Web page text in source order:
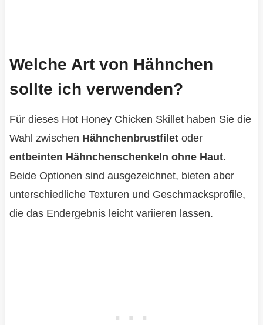
Welche Art von Hähnchen
sollte ich verwenden?
Für dieses Hot Honey Chicken Skillet haben Sie die
Wahl zwischen Hähnchenbrustfiletoder
entbeinten Hähnchenschenkeln ohne Haut.
Beide Optionen sind ausgezeichnet, bieten aber
unterschiedliche Texturen und Geschmacksprofile,
die das Endergebnis leicht variieren lassen.